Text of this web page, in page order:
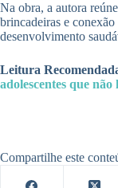
Na obra, a autora
brincadeiras e
desenvolvimento
Leitura
adolescentes que
Compartilhe este